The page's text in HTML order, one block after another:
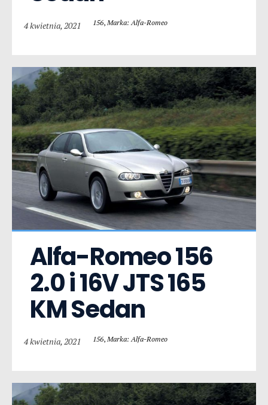
4 kwietnia, 2021 156, Marka: Alfa-Romeo
Alfa-Romeo 156
2.0 i 16V JTS 165
KM Sedan
4 kwietnia, 2021 156, Marka: Alfa-Romeo